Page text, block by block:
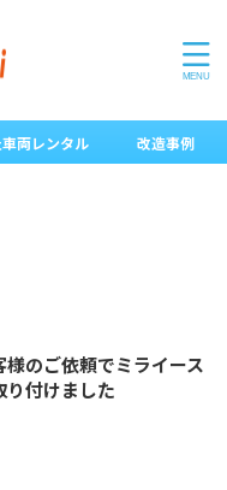
両レンタル 改造事例
のご依頼でミライース
り付けました